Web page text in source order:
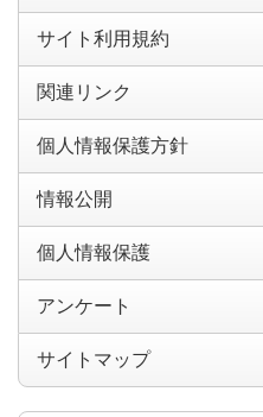
サイト利用規約
関連リンク
個人情報保護方針
情報公開
個人情報保護
アンケート
サイトマップ